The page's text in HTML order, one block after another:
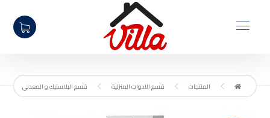
المنتجات قسم الادوات المنزلية قسم البلاستيك و المعدني